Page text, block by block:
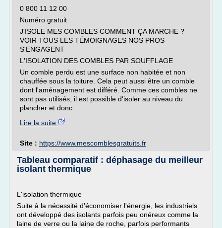
0 800 11 12 00
Numéro gratuit
J'ISOLE MES COMBLES COMMENT ÇA MARCHE ?
VOIR TOUS LES TÉMOIGNAGES NOS PROS
S'ENGAGENT
L'ISOLATION DES COMBLES PAR SOUFFLAGE
Un comble perdu est une surface non habitée et non
chauffée sous la toiture. Cela peut aussi être un comble
dont l'aménagement est différé. Comme ces combles ne
sont pas utilisés, il est possible d'isoler au niveau du
plancher et donc...
Lire la suite
Site : https://www.mescomblesgratuits.fr
Tableau comparatif : déphasage du meilleur
isolant thermique
L'isolation thermique
Suite à la nécessité d'économiser l'énergie, les industriels
ont développé des isolants parfois peu onéreux comme la
laine de verre ou la laine de roche, parfois performants